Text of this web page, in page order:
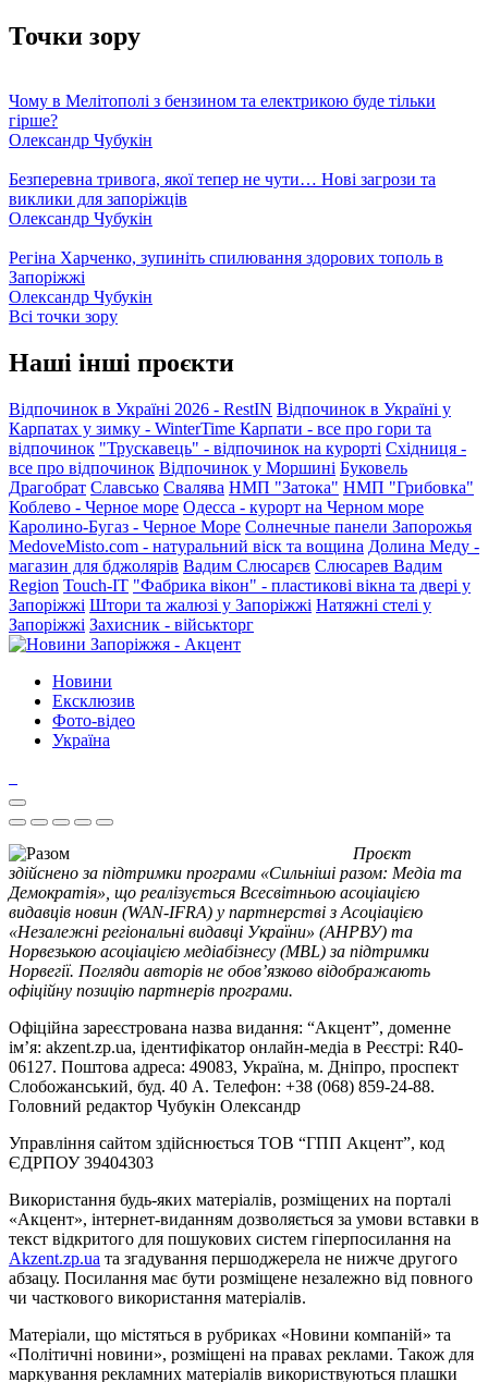
Точки зору
Чому в Мелітополі з бензином та електрикою буде тільки
гірше?
Олександр Чубукін
Безперевна тривога, якої тепер не чути… Нові загрози та
виклики для запоріжців
Олександр Чубукін
Регіна Харченко, зупиніть спилювання здорових тополь в
Запоріжжі
Олександр Чубукін
Всі точки зору
Наші інші проєкти
Відпочинок в Україні 2026 - RestIN Відпочинок в Україні у
Карпатах у зимку - WinterTime Карпати - все про гори та
відпочинок "Трускавець" - відпочинок на курорті Східниця -
все про відпочинок Відпочинок у Моршині Буковель
Драгобрат Славсько Свалява НМП "Затока" НМП "Грибовка"
Коблево - Черное море Одесса - курорт на Черном море
Каролино-Бугаз - Черное Море Солнечные панели Запорожья
MedoveMisto.com - натуральний віск та вощина Долина Меду -
магазин для бджолярів Вадим Слюсарєв Слюсарев Вадим
Region Touch-IT "Фабрика вікон" - пластикові вікна та двері у
Запоріжжі Штори та жалюзі у Запоріжжі Натяжні стелі у
Запоріжжі Захисник - військторг
Новини
Ексклюзив
Фото-відео
Україна
Проєкт
здійснено за підтримки програми «Сильніші разом: Медіа та
Демократія», що реалізується Всесвітньою асоціацією
видавців новин (WAN-IFRA) у партнерстві з Асоціацією
«Незалежні регіональні видавці України» (АНРВУ) та
Норвезькою асоціацією медіабізнесу (MBL) за підтримки
Норвегії. Погляди авторів не обов’язково відображають
офіційну позицію партнерів програми.
Офіційна зареєстрована назва видання: “Акцент”, доменне
ім’я: akzent.zp.ua, ідентифікатор онлайн-медіа в Реєстрі: R40-
06127. Поштова адреса: 49083, Україна, м. Дніпро, проспект
Слобожанський, буд. 40 А. Телефон: +38 (068) 859-24-88.
Головний редактор Чубукін Олександр
Управління сайтом здійснюється ТОВ “ГПП Акцент”, код
ЄДРПОУ 39404303
Використання будь-яких матеріалів, розміщених на порталі
«Акцент», інтернет-виданням дозволяється за умови вставки в
текст відкритого для пошукових систем гіперпосилання на
Akzent.zp.ua та згадування першоджерела не нижче другого
абзацу. Посилання має бути розміщене незалежно від повного
чи часткового використання матеріалів.
Матеріали, що містяться в рубриках «Новини компаній» та
«Політичні новини», розміщені на правах реклами. Також для
маркування рекламних матеріалів використвуються плашки